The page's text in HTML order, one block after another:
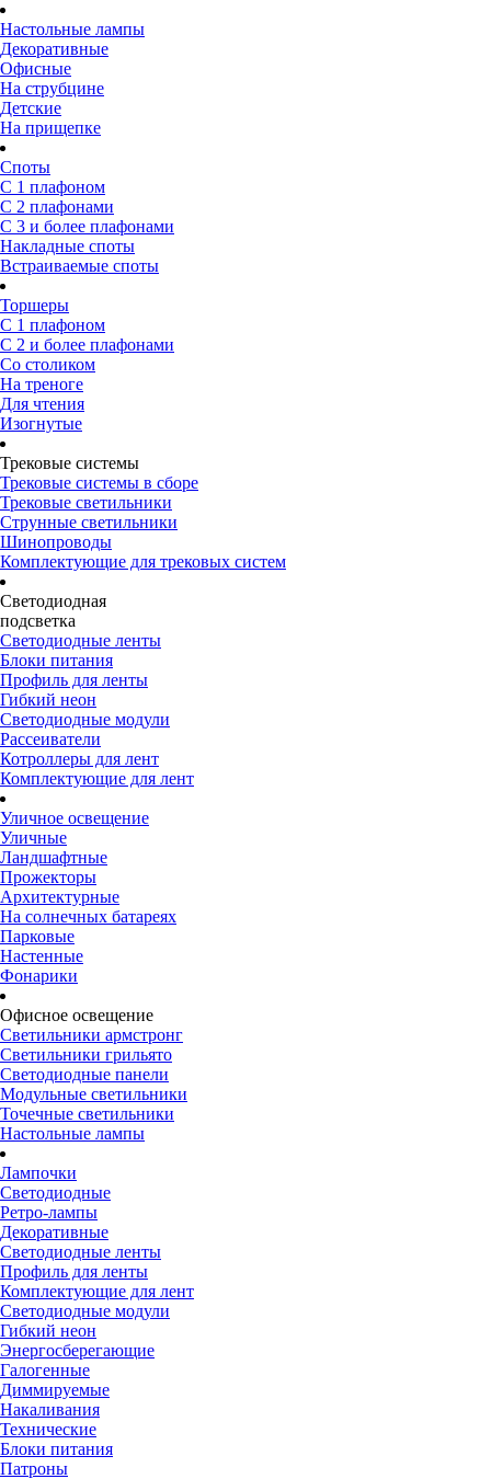
Настольные лампы
Декоративные
Офисные
На струбцине
Детские
На прищепке
Споты
С 1 плафоном
С 2 плафонами
С 3 и более плафонами
Накладные споты
Встраиваемые споты
Торшеры
С 1 плафоном
С 2 и более плафонами
Со столиком
На треноге
Для чтения
Изогнутые
Трековые системы
Трековые системы в сборе
Трековые светильники
Струнные светильники
Шинопроводы
Комплектующие для трековых систем
Светодиодная
подсветка
Светодиодные ленты
Блоки питания
Профиль для ленты
Гибкий неон
Светодиодные модули
Рассеиватели
Котроллеры для лент
Комплектующие для лент
Уличное освещение
Уличные
Ландшафтные
Прожекторы
Архитектурные
На солнечных батареях
Парковые
Настенные
Фонарики
Офисное освещение
Светильники армстронг
Светильники грильято
Светодиодные панели
Модульные светильники
Точечные светильники
Настольные лампы
Лампочки
Светодиодные
Ретро-лампы
Декоративные
Светодиодные ленты
Профиль для ленты
Комплектующие для лент
Светодиодные модули
Гибкий неон
Энергосберегающие
Галогенные
Диммируемые
Накаливания
Технические
Блоки питания
Патроны